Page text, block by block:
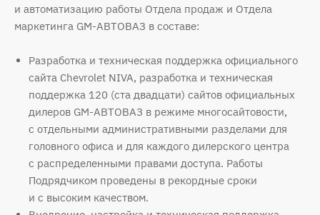
и автоматизацию работы Отдела продаж и Отдела
маркетинга GM-АВТОВАЗ в составе:
Разработка и техническая поддержка официального
сайта Chevrolet NIVA, разработка и техническая
поддержка 120 (ста двадцати) сайтов официальных
дилеров GM-АВТОВАЗ в режиме многосайтовости,
с отдельными административными разделами для
головного офиса и для каждого дилерского центра
с распределенными правами доступа. Работы
Подрядчиком проведены в рекордные сроки
и с высоким качеством.